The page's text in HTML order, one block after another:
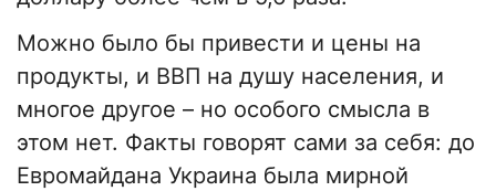
Можно было бы привести и цены на
продукты, и ВВП на душу населения, и
многое другое – но особого смысла в
этом нет. Факты говорят сами за себя: до
Евромайдана Украина была мирной